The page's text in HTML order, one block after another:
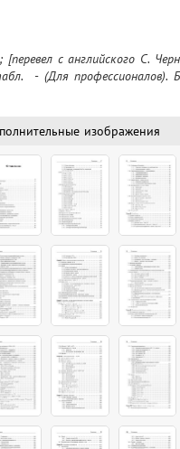
- (Для профессионалов).
изображения